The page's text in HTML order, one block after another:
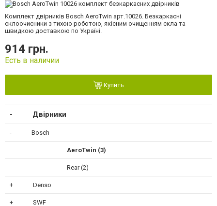
Комплект двірників Bosch AeroTwin арт.10026. Безкаркасні
склоочисники з тихою роботою, якісним очищенням скла та
швидкою доставкою по Україні.
914 грн.
Есть в наличии
Купить
Двірники
Bosch
AeroTwin (3)
Rear (2)
Denso
SWF